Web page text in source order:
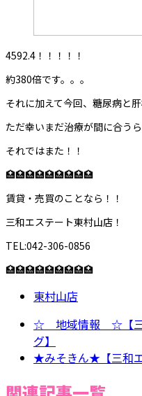
4592.4！！！！！
約380倍です。。。
それに加えて今回、糖尿病と
ただ幸いまだ治療が間に合う
それではまた！！
🏥🏥🏥🏥🏥🏥🏥🏥🏥
賃貸・売買のことなら！！
三和エステート東村山店！
TEL:042-306-0856
🏥🏥🏥🏥🏥🏥🏥🏥🏥
東村山店
☆ 地域情報 ☆【三
グ】
★みそきん★【三和エ